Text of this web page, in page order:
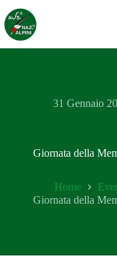
al
contenuto
31 Gennaio
Giornata della
Home
Giornata della